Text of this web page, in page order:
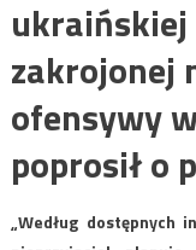
ukraińskiej
zakrojonej
ofensywy
poprosił o
„Według